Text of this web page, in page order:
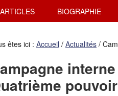
ARTICLES BIOGRAPHIE
êtes ici : Accueil / Actualités /